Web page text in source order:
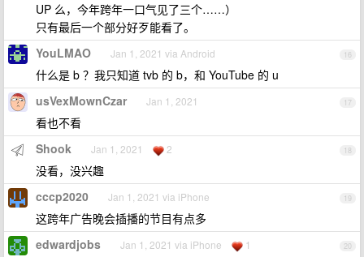
UP 么，今年跨年一口气见了三个……）
只有最后一个部分好歹能看了。
16
YouLMAO Jan 1, 2021 via Android
什么是 b ？我只知道 tvb 的 b，和 YouTube 的 u
17
usVexMownCzar Jan 1, 2021
看也不看
18
Shook Jan 1, 2021 2
没看，没兴趣
19
cccp2020 Jan 1, 2021 via iPhone
这跨年广告晚会插播的节目有点多
20
edwardjobs Jan 1, 2021 via iPhone 1